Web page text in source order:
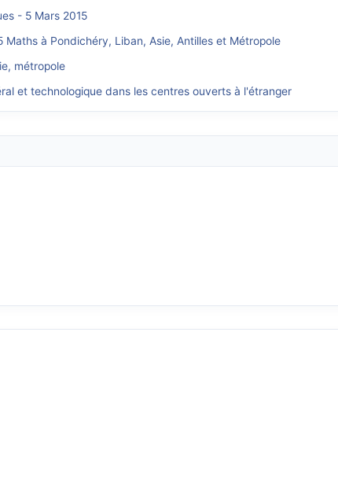
- 5 Mars 2015
à Pondichéry, Liban, Asie, Antilles et Métropole
métropole
et technologique dans les centres ouverts à l'étranger